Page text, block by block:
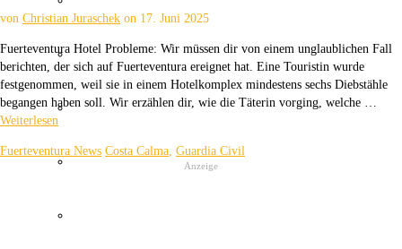
Santa Cruz Teneriffa
Policia Local Canarias
von Christian Juraschek on 17. Juni 2025
Fuerteventura Hotel Probleme: Wir müssen dir von einem unglaublichen Fall
berichten, der sich auf Fuerteventura ereignet hat. Eine Touristin wurde
festgenommen, weil sie in einem Hotelkomplex mindestens sechs Diebstähle
begangen haben soll. Wir erzählen dir, wie die Täterin vorging, welche …
Weiterlesen
Fuerteventura News Costa Calma, Guardia Civil
Anzeige